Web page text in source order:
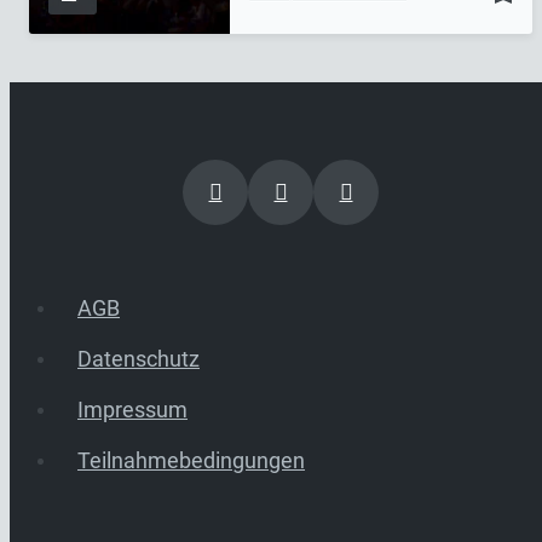
AGB
Datenschutz
Impressum
Teilnahmebedingungen